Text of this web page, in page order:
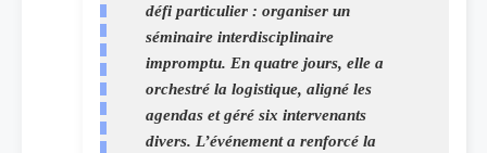
défi particulier : organiser un
séminaire interdisciplinaire
impromptu. En quatre jours, elle a
orchestré la logistique, aligné les
agendas et géré six intervenants
divers. L’événement a renforcé la